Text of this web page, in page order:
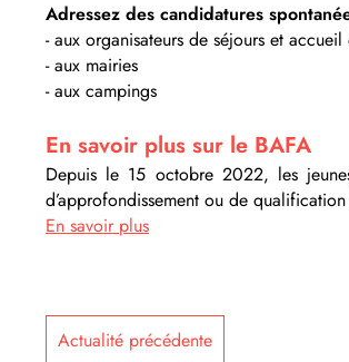
Adressez des candidatures
- aux organisateurs de séjours et
- aux mairies
- aux campings
En savoir plus sur le BAFA
Depuis le 15 octobre 2022, les
d’approfondissement ou de
En savoir plus
Actualité précédente